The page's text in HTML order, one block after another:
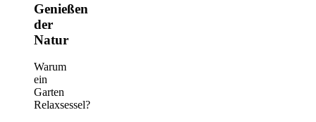
Genießen
der
Natur
Warum
ein
Garten
Relaxsessel?